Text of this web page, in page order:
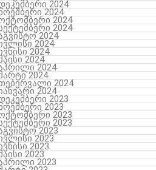
2024
2024
2024
2024
2024
2024
2024
2024
2024
2024
2024
2024
2023
2023
2023
2023
2023
2023
2023
2023
2023